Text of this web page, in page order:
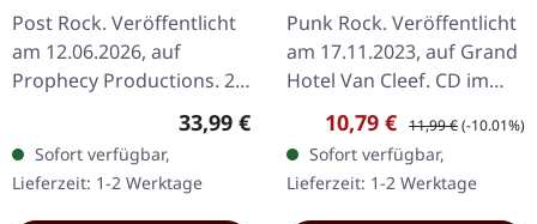
Post Rock. Veröffentlicht
am 12.06.2026, auf
Prophecy Productions. 2-
CD Hardcover-Buch im
Standard-Cover. Buch im
Format 18 x 18cm mit 48
Seiten.…
Regulärer Preis:
33,99 €
Sofort verfügbar,
Lieferzeit: 1-2 Werktage
Punk Rock. Veröffentlicht
am 17.11.2023, auf Grand
Hotel Van Cleef. CD im
Jewelcase mit 24-seitigen
Booklet. Adam Angst
liefern mit „Twist" einen…
Verkaufspreis:
10,79 € Regulärer Preis:
11,99 €(-10.01%)
Sofort verfügbar,
Lieferzeit: 1-2 Werktage